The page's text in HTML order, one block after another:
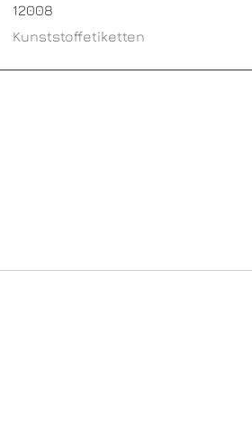
12008
Kunststoffetiketten